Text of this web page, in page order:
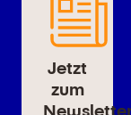
Jetzt
zum